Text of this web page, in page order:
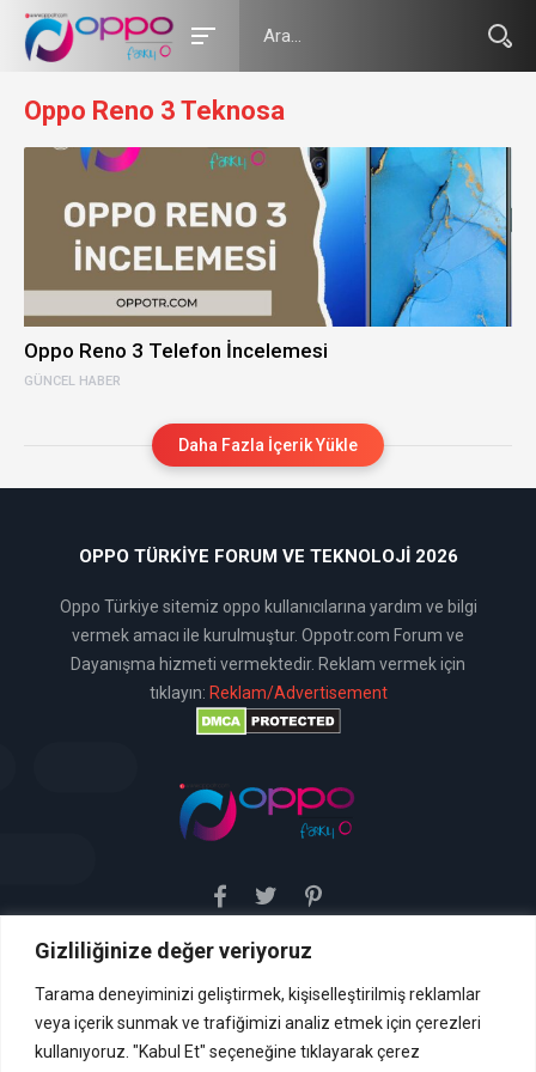
Gizliliğinize değer veriyoruz
Tarama deneyiminizi geliştirmek, kişiselleştirilmiş reklamlar
veya içerik sunmak ve trafiğimizi analiz etmek için çerezleri
kullanıyoruz. "Kabul Et" seçeneğine tıklayarak çerez
Oppo Reno 3 Teknosa
GÜNCEL HABER
Oppo Reno 3 Telefon İncelemesi
Daha Fazla İçerik Yükle
OPPO TÜRKIYE FORUM VE TEKNOLOJI 2026
Oppo Türkiye sitemiz oppo kullanıcılarına yardım ve bilgi
vermek amacı ile kurulmuştur. Oppotr.com Forum ve
Dayanışma hizmeti vermektedir. Reklam vermek için
tıklayın: Reklam/Advertisement
Sitemiz uyar / kaldır prensibini benimsemiştir. Sitemiz,
hizmetini vermektedir. Bu yasaya göre, Site yönetimi
hukuka aykırı içerikleri kontrol etme yükümlülüğü yoktur. Bu
nedenle, web sitemiz uyar / kaldır prensibini
benimsemiştir ve kullanmaktadır. (